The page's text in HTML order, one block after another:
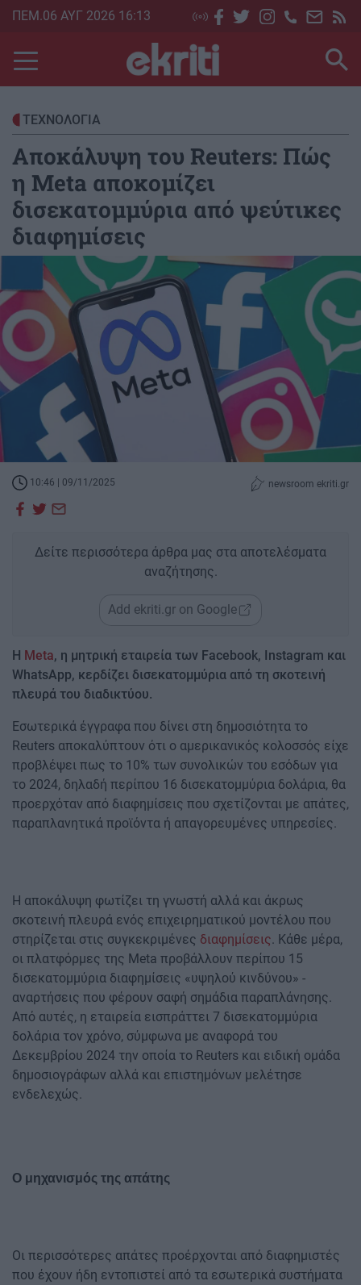
Skip
main
content
ΠΕΜ.06 ΑΥΓ 2026 16:13
ΤΕΧΝΟΛΟΓΙΑ
Αποκάλυψη του Reuters: Πώς
η Meta αποκομίζει
δισεκατομμύρια από ψεύτικες
διαφημίσεις
10:46 | 09/11/2025 newsroom ekriti.gr
Δείτε περισσότερα άρθρα μας στα αποτελέσματα
αναζήτησης.
Add ekriti.gr on Google
Η Meta, η μητρική εταιρεία των Facebook, Instagram και
WhatsApp, κερδίζει δισεκατομμύρια από τη σκοτεινή
πλευρά του διαδικτύου.
Εσωτερικά έγγραφα που δίνει στη δημοσιότητα το
Reuters αποκαλύπτουν ότι ο αμερικανικός κολοσσός είχε
προβλέψει πως το 10% των συνολικών του εσόδων για
το 2024, δηλαδή περίπου 16 δισεκατομμύρια δολάρια, θα
προερχόταν από διαφημίσεις που σχετίζονται με απάτες,
παραπλανητικά προϊόντα ή απαγορευμένες υπηρεσίες.
Η αποκάλυψη φωτίζει τη γνωστή αλλά και άκρως
σκοτεινή πλευρά ενός επιχειρηματικού μοντέλου που
στηρίζεται στις συγκεκριμένες διαφημίσεις. Κάθε μέρα,
οι πλατφόρμες της Meta προβάλλουν περίπου 15
δισεκατομμύρια διαφημίσεις «υψηλού κινδύνου» -
αναρτήσεις που φέρουν σαφή σημάδια παραπλάνησης.
Από αυτές, η εταιρεία εισπράττει 7 δισεκατομμύρια
δολάρια τον χρόνο, σύμφωνα με αναφορά του
Δεκεμβρίου 2024 την οποία το Reuters και ειδική ομάδα
δημοσιογράφων αλλά και επιστημόνων μελέτησε
ενδελεχώς.
Ο μηχανισμός της απάτης
Οι περισσότερες απάτες προέρχονται από διαφημιστές
που έχουν ήδη εντοπιστεί από τα εσωτερικά συστήματα